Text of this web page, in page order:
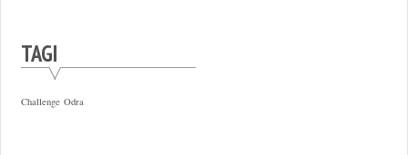
TAGI
Challenge Odra